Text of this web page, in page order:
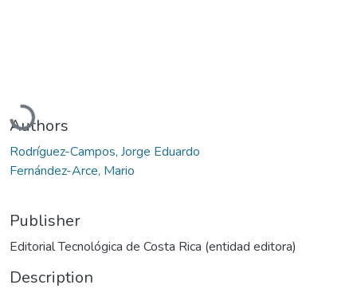
Loading...
Authors
Rodríguez-Campos, Jorge Eduardo
Fernández-Arce, Mario
Publisher
Editorial Tecnológica de Costa Rica (entidad editora)
Description